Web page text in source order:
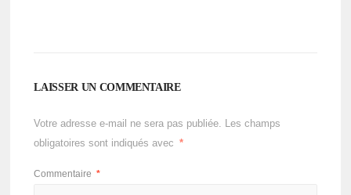
LAISSER UN COMMENTAIRE
Votre adresse e-mail ne sera pas publiée. Les champs
obligatoires sont indiqués avec
*
Commentaire *